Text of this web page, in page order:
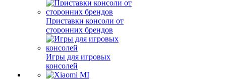
Приставки консоли от
сторонних брендов
Игры для игровых
консолей